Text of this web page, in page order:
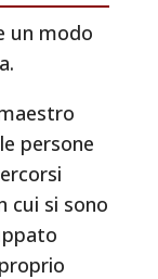
un modo
persone
cui si sono